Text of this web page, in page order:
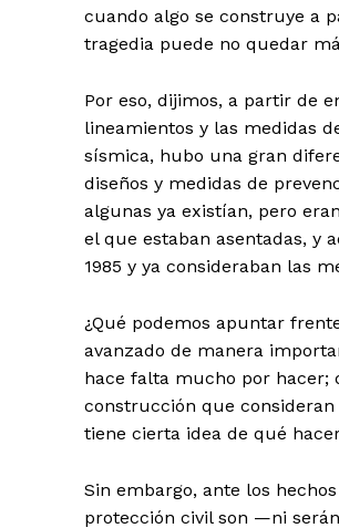
cuando algo se construye a
tragedia puede no quedar
Por eso, dijimos, a partir de
lineamientos y las medidas
sísmica, hubo una gran
diseños y medidas de
algunas ya existían, pero
el que estaban asentadas, y
1985 y ya consideraban las
¿Qué podemos apuntar
avanzado de manera
hace falta mucho por hacer;
construcción que
tiene cierta idea de qué
Sin embargo, ante los
protección civil son —ni